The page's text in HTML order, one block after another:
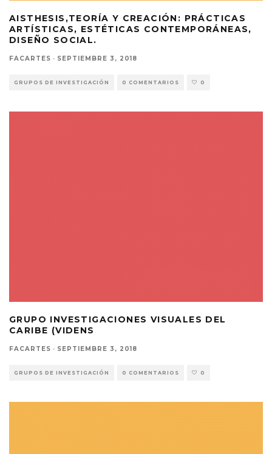
AISTHESIS,TEORÍA Y CREACIÓN: PRÁCTICAS
ARTÍSTICAS, ESTÉTICAS CONTEMPORÁNEAS,
DISEÑO SOCIAL.
FACARTES · SEPTIEMBRE 3, 2018
GRUPOS DE INVESTIGACIÓN 0 COMENTARIOS 0
GRUPO INVESTIGACIONES VISUALES DEL
CARIBE (VIDENS
FACARTES · SEPTIEMBRE 3, 2018
GRUPOS DE INVESTIGACIÓN 0 COMENTARIOS 0